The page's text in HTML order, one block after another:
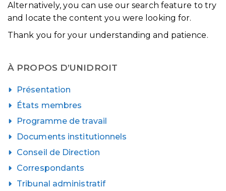
Alternatively, you can use our search feature to try
and locate the content you were looking for.
Thank you for your understanding and patience.
À PROPOS D’UNIDROIT
Présentation
États membres
Programme de travail
Documents institutionnels
Conseil de Direction
Correspondants
Tribunal administratif